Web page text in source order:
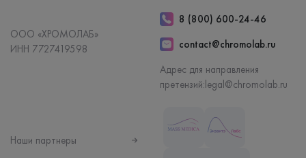
ООО «ХРОМОЛАБ»
ИНН 7727419598
8 (800) 600-24-46
contact@chromolab.ru
Адрес для направления
претензий:legal@chromolab.ru
Наши партнеры